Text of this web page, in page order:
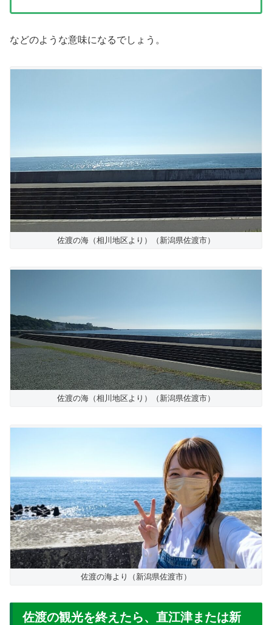
などのような意味になるでしょう。
佐渡の海（相川地区より）（新潟県佐渡市）
佐渡の海（相川地区より）（新潟県佐渡市）
佐渡の海より（新潟県佐渡市）
佐渡の観光を終えたら、直江津または新